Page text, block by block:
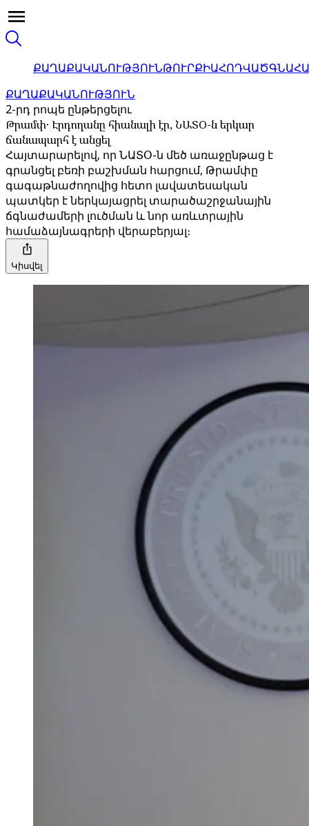
ՔԱՂԱՔԱԿԱՆՈՒԹՅՈՒՆԹՈՒՐՔԻԱՀՈԴՎԱԾ
ՔԱՂԱՔԱԿԱՆՈՒԹՅՈՒՆ
2-րդ րոպե ընթերցելու
Թրամփ․ Էրդողանը հիանալի էր, ՆԱՏՕ-ն երկար
ճանապարհ է անցել
Հայտարարելով, որ ՆԱՏՕ-ն մեծ առաջընթաց է
գրանցել բեռի բաշխման հարցում, Թրամփը
գագաթնաժողովից հետո լավատեսական
պատկեր է ներկայացրել տարածաշրջանային
ճգնաժամերի լուծման և նոր առևտրային
համաձայնագրերի վերաբերյալ։
Կիսվել